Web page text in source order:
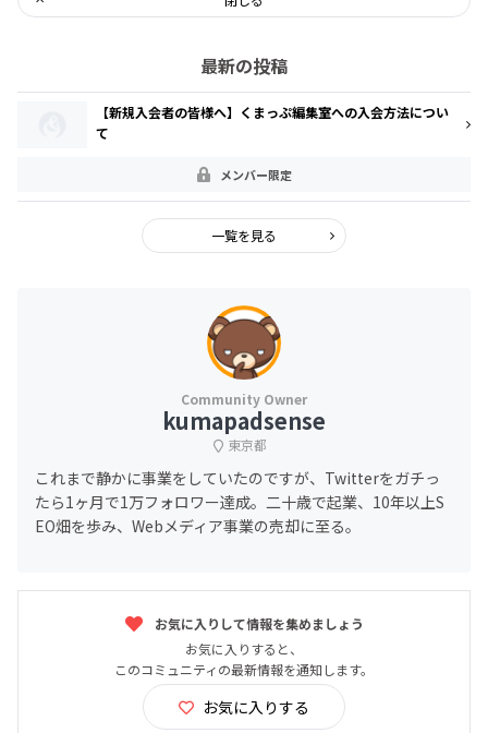
最新の投稿
【新規入会者の皆様へ】くまっぷ編集室への入会方法につい
て
メンバー限定
一覧を見る
kumapadsense
東京都
これまで静かに事業をしていたのですが、Twitterをガチっ
たら1ヶ月で1万フォロワー達成。二十歳で起業、10年以上S
EO畑を歩み、Webメディア事業の売却に至る。
お気に入りして情報を集めましょう
お気に入りすると、
このコミュニティの最新情報を通知します。
お気に入りする